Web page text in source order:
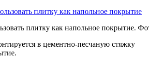
плитку как напольное покрытие.
в цементно-песчаную стяжку